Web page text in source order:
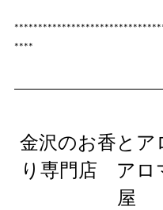
****
金沢のお香とア
り専門店　アロ
屋